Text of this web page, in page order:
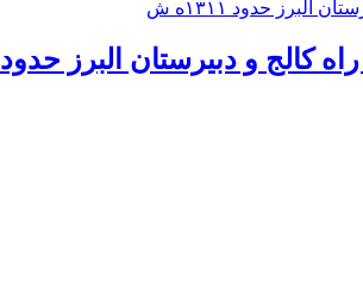
و دبيرستان البرز حدود ۱۳۱۱ه ش